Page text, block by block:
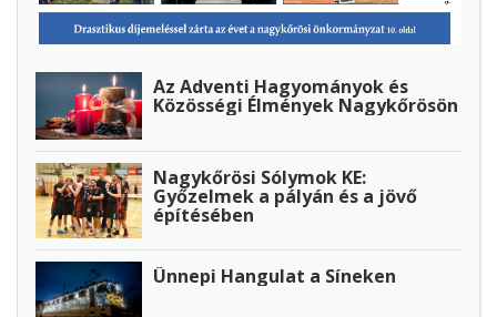
Az Adventi Hagyományok és
Közösségi Élmények Nagykőrösön
Nagykőrösi Sólymok KE:
Győzelmek a pályán és a jövő
építésében
Ünnepi Hangulat a Síneken